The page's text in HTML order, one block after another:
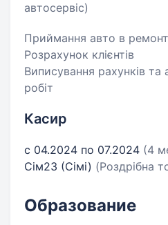
автосервіс)
Приймання авто в ремонт
Розрахунок клієнтів
Виписування рахунків та
робіт
Касир
с 04.2024 по 07.2024 (4
Сім23 (Сімі) (Роздрібна
Образование